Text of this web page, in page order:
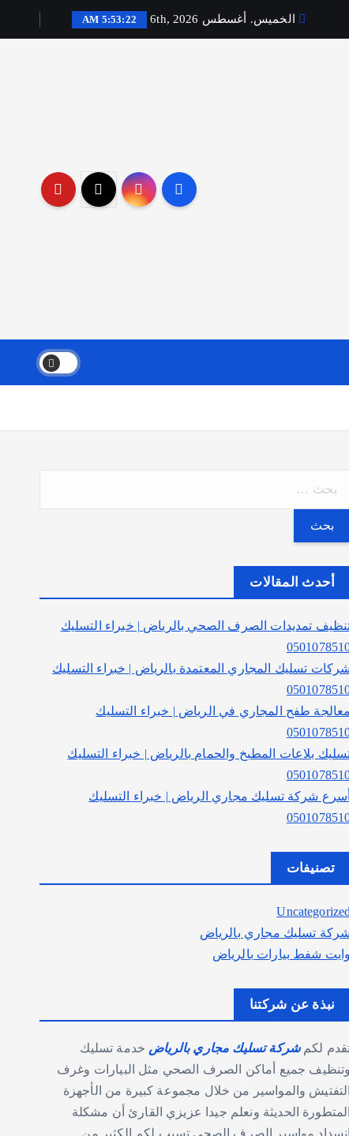
الخميس. أغسطس 6th, 2026 5:53:23 AM
أحدث المقالات
تمديدات الصرف الصحي بالرياض | خبراء التسليك
شركات تسليك المجاري المعتمدة بالرياض | خبراء التسليك
معالجة طفح المجاري في الرياض | خبراء التسليك
بلاعات المطبخ والحمام بالرياض | خبراء التسليك
أسرع شركة تسليك مجاري الرياض | خبراء التسليك
تصنيفات
Uncategorized
شركة تسليك مجاري بالرياض
وايت شفط بيارات بالرياض
نبذة عن شركتنا
لكمشركة تسليك مجاري بالرياض خدمة تسليك
وتنظيف جميع أماكن الصرف الصحي مثل البيارات وغرف
التفتيش والمواسير من خلال مجموعة كبيرة من الأجهزة
المتطورة الحديثة ونعلم جيدا عزيزي القارئ أن مشكلة
انسداد مواسير الصرف الصحي تسبب لكم الكثير من